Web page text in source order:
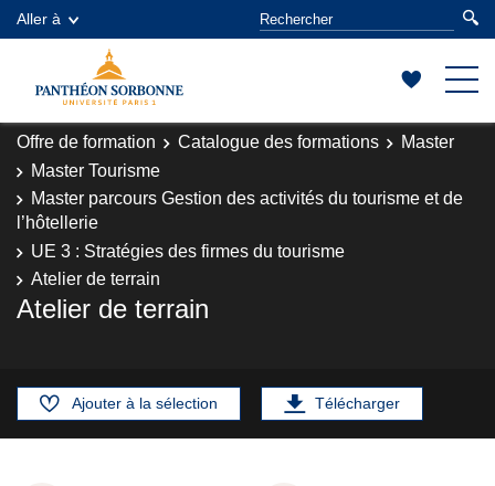
Aller à
Offre de formation Catalogue des formations
Master
Master Tourisme
Master parcours Gestion des activités du tourisme et de
l’hôtellerie
UE 3 : Stratégies des firmes du tourisme
Atelier de terrain
Atelier de terrain
Ajouter à la sélection Télécharger